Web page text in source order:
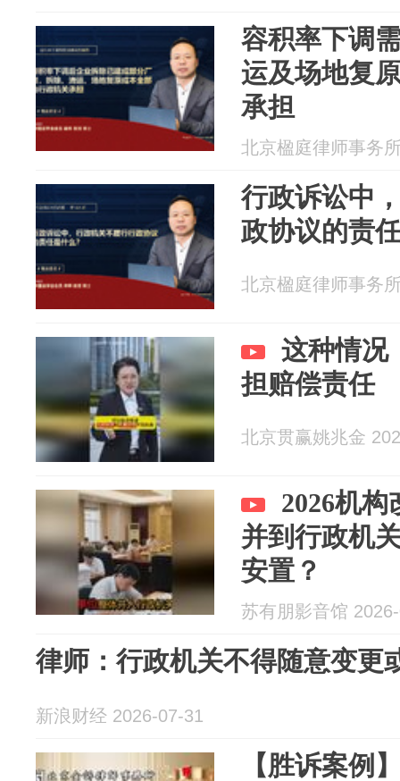
被判六个月
容积率下调
运及场地复
承担
北京楹庭律师事务
行政诉讼中
政协议的责
北京楹庭律师事务
这种情况
担赔偿责任
北京贯赢姚兆金
2026机
并到行政机
安置？
苏有朋影音馆
律师：行政机关不得随意变更
新浪财经 2026-07-31
【胜诉案例